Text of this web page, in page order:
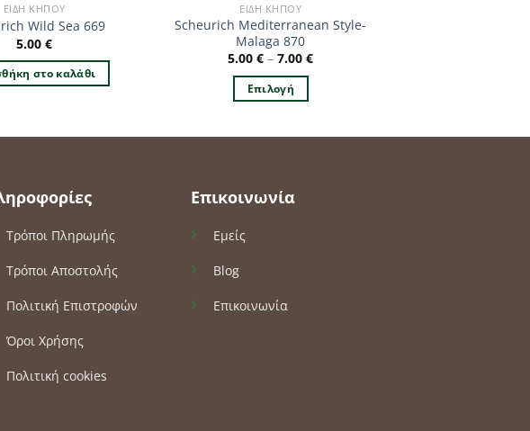
ΕΊΔΗ ΚΉΠΟΥ
Wild Sea 669
5.00€
στο καλάθι
ΕΊΔΗ ΚΉΠΟΥ
Scheurich Mediterranean Style-
Malaga 870
5.00€ –7.00€
Επιλογή
πολλαπλές
να
Τρόποι Πληρωμής
Τρόποι Αποστολής
Πολιτική Επιστροφών
Όροι Χρήσης
Πολιτική cookies
Επικοινωνία
Εμείς
Blog
Επικοινωνία